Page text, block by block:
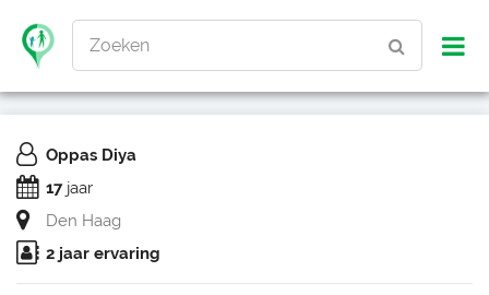
Zoeken
Oppas Diya
17jaar
Den Haag
2 jaar ervaring